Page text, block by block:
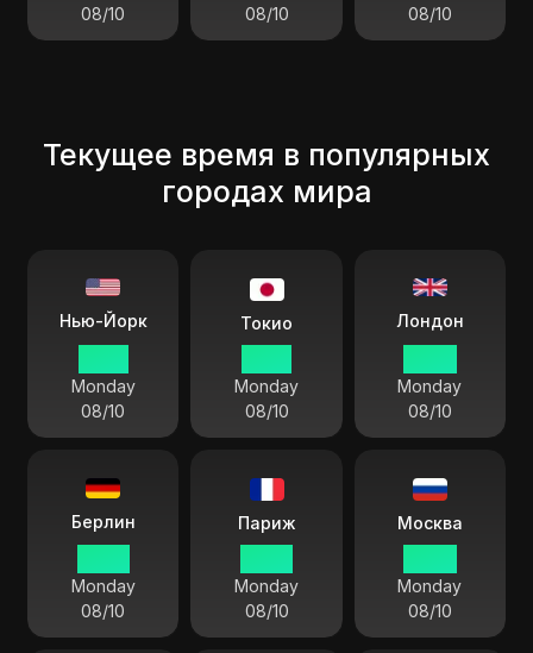
08/10
08/10
08/10
Текущее время в популярных
городах мира
Нью-Йорк
Monday
08/10
Токио
Monday
08/10
Лондон
Monday
08/10
Берлин
Monday
08/10
Париж
Monday
08/10
Москва
Monday
08/10